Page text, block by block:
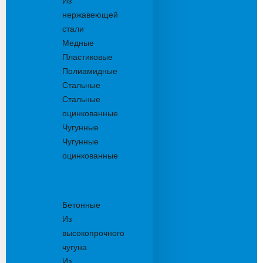
нержавеющей
стали
Медные
Пластиковые
Полиамидные
Стальные
Стальные
оцинкованные
Чугунные
Чугунные
оцинкованные
Бетонные
Из
высокопрочного
чугуна